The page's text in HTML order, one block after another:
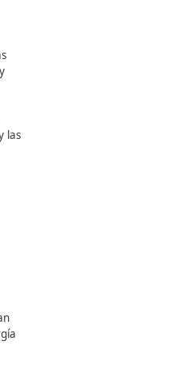
y
en las carreteras
más limpia y
de emisiones y las